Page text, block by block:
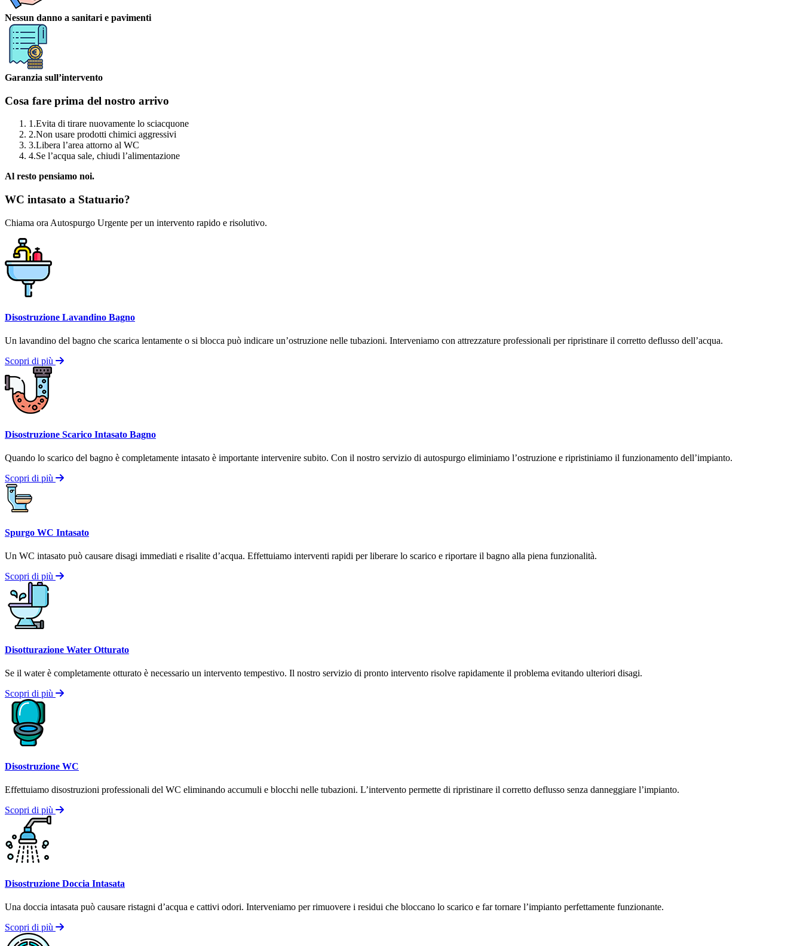
Nessun danno a sanitari e pavimenti
Garanzia sull’intervento
Cosa fare prima del nostro arrivo
1.Evita di tirare nuovamente lo sciacquone
2.Non usare prodotti chimici aggressivi
3.Libera l’area attorno al WC
4.Se l’acqua sale, chiudi l’alimentazione
Al resto pensiamo noi.
WC intasato a Statuario?
Chiama ora Autospurgo Urgente per un intervento rapido e risolutivo.
Disostruzione Lavandino Bagno
Un lavandino del bagno che scarica lentamente o si blocca può indicare un’ostruzione nelle tubazioni. Interveniamo con attrezzature professionali per ripristinare il corretto deflusso dell’acqua.
Scopri di più
Disostruzione Scarico Intasato Bagno
Quando lo scarico del bagno è completamente intasato è importante intervenire subito. Con il nostro servizio di autospurgo eliminiamo l’ostruzione e ripristiniamo il funzionamento dell’impianto.
Scopri di più
Spurgo WC Intasato
Un WC intasato può causare disagi immediati e risalite d’acqua. Effettuiamo interventi rapidi per liberare lo scarico e riportare il bagno alla piena funzionalità.
Scopri di più
Disotturazione Water Otturato
Se il water è completamente otturato è necessario un intervento tempestivo. Il nostro servizio di pronto intervento risolve rapidamente il problema evitando ulteriori disagi.
Scopri di più
Disostruzione WC
Effettuiamo disostruzioni professionali del WC eliminando accumuli e blocchi nelle tubazioni. L’intervento permette di ripristinare il corretto deflusso senza danneggiare l’impianto.
Scopri di più
Disostruzione Doccia Intasata
Una doccia intasata può causare ristagni d’acqua e cattivi odori. Interveniamo per rimuovere i residui che bloccano lo scarico e far tornare l’impianto perfettamente funzionante.
Scopri di più